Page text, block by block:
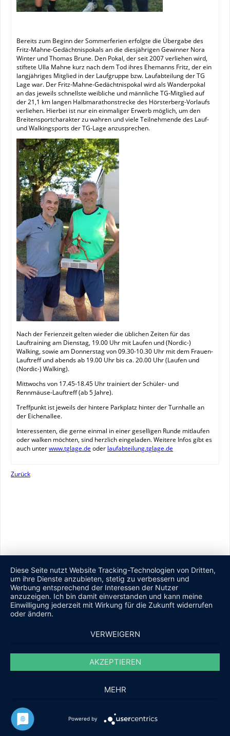
Bereits zum Beginn der Sommerferien erfolgte die Übergabe des
Fritz-Mahne-Gedächtnispokals an die diesjährigen Gewinner Nora
Winter und Thomas Brune. Den Pokal, der seit 2007 verliehen wird,
stiftete Ulla Mahne kurz nach dem Tod ihres Ehemanns Fritz, der ein
langjähriges Mitglied in der Laufgruppe bzw. Laufabteilung der TG
Lage war. Der Fritz-Mahne-Gedächtnispokal wird als Wanderpokal
an das jeweils schnellste weibliche und männliche TG-Mitglied auf
der 21,1 km langen Halbmarathonstrecke des Hörsterberg-Vorlaufs
verliehen. Hierbei ist nur ein einmaliger Erwerb möglich, um den
Breitensportcharakter zu wahren und viele Teilnehmende des Lauf-
und Walkingsports der TG-Lage anzusprechen.
Nach der Ferienzeit gelten wieder die üblichen Zeiten für das
Lauftraining am Dienstag, 19.00 Uhr mit Laufen und (Nordic-)
Walking, sowie am Donnerstag von 09.30-10.30 Uhr mit dem Frauen-
Lauftreff und abends ab 19.00 Uhr bis ca. 20.00 Uhr (Laufen und
(Nordic-) Walking).
Mittwochs von 17.45-18.45 Uhr trainiert der Schüler- und
Rennmäuse-Lauftreff (ab 5 Jahre).
Treffpunkt ist jeweils der hintere Parkplatz hinter der Turnhalle an
der Eichenallee.
Interessenten, die gerne einmal in einer geselligen Runde mitlaufen
oder walken möchten, sind herzlich eingeladen. Weitere Infos gibt es
auch unterwww.tglage.de oder laufabteilung.tglage.de
Zurück
Diese Seite nutzt Website Tracking-Technologien von Dritten,
um ihre Dienste anzubieten, stetig zu verbessern und
Werbung entsprechend der Interessen der Nutzer
anzuzeigen. Ich bin damit einverstanden und kann meine
Einwilligung jederzeit mit Wirkung für die Zukunft widerrufen
oder ändern.
VERWEIGERN
AKZEPTIEREN
MEHR
Powered by